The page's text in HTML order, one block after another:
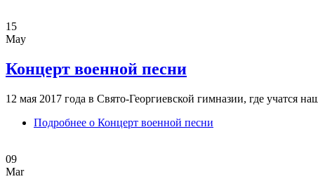
15
May
Концерт военной песни
12 мая 2017 года в Свято-Георгиевской гимназии, где учатся
Подробнее о Концерт военной песни
09
Mar